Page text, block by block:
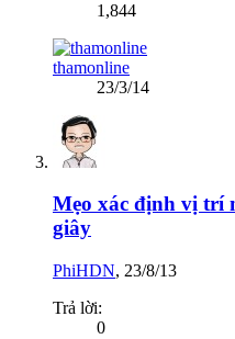
1,844
thamonline
23/3/14
Mẹo xác định vị trí
giây
PhiHDN, 23/8/13
Trả lời:
0